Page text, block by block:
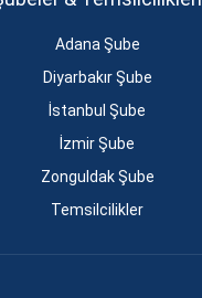
Adana Şube
Diyarbakır Şube
İstanbul Şube
İzmir Şube
Zonguldak Şube
Temsilcilikler